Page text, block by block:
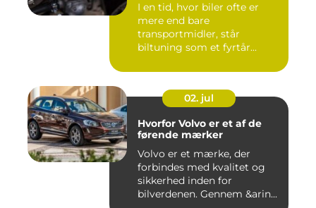
I en tid, hvor biler ofte er
mere end bare
transportmidler, står
biltuning som et fyrtår...
02. jul
Hvorfor Volvo er et af de
førende mærker
Volvo er et mærke, der
forbindes med kvalitet og
sikkerhed inden for
bilverdenen. Gennem &arin...